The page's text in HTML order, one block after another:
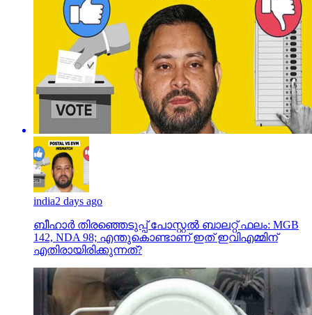
india2 days ago
ബീഹാർ തിരഞ്ഞെടുപ്പ് പോസ്റ്റൽ ബാലറ്റ് ഫലം: MGB
142, NDA 98; എന്തുകൊണ്ടാണ് ഇത് ഇവിഎമ്മിന്
എതിരായിരിക്കുന്നത്?